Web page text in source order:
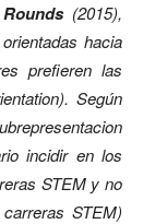
(2015),
hacia
prefieren las
Según
incidir en los
STEM y no
STEM)